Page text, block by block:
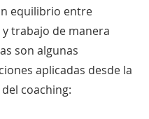
equilibrio entre
trabajo de manera
son algunas
aplicadas desde la
coaching: